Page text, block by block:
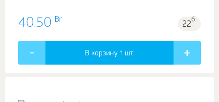
40.50 Br 22б.
В корзину 1 шт.